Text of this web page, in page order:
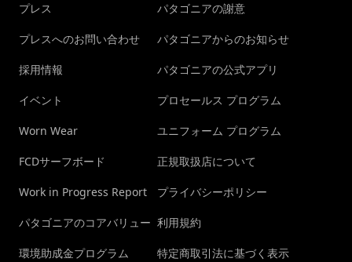
プレス
プレスへのお問い合わせ
採用情報
イベント
Worn Wear
FCDサーフボード
Work in Progress Report
パタゴニアのコアバリュー
環境助成金プログラム
パタゴニアの謝意
パタゴニアからのお知らせ
パタゴニアの公式アプリ
プロセールス プログラム
ユニフォーム プログラム
正規取扱店について
プライバシーポリシー
利用規約
特定商取引法に基づく表示